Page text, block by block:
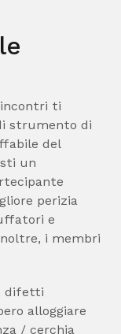
ti
strumento di
del
un
perizia
e
i membri
difetti
alloggiare
/ cerchia